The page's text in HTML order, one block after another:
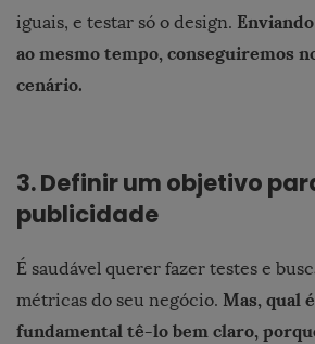
iguais, e testar só o design.
ao mesmo tempo, conseguiremos
cenário.
3. Definir um objetivo
publicidade
É saudável querer fazer testes e
métricas do seu negócio. Mas, qual
fundamental tê-lo bem claro,